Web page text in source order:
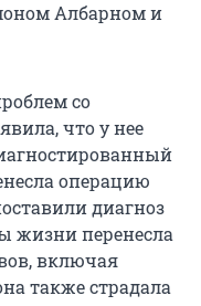
Албарном и
со
что у нее
операцию
диагноз
жизни перенесла
включая
также страдала